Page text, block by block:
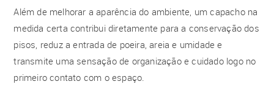
Além de melhorar a aparência do ambiente, um capacho na
medida certa contribui diretamente para a conservação dos
pisos, reduz a entrada de poeira, areia e umidade e
transmite uma sensação de organização e cuidado logo no
primeiro contato com o espaço.